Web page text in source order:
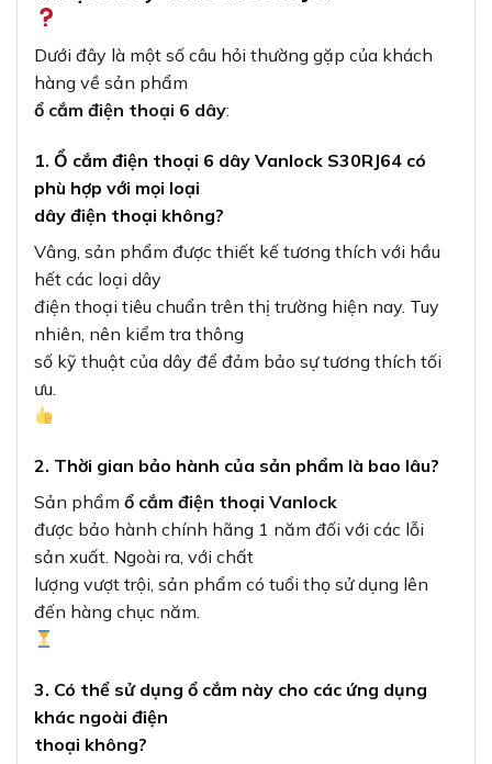
Dưới đây là một số câu hỏi thường gặp của khách
hàng về sản phẩm
ổ cắm điện thoại 6 dây:
1. Ổ cắm điện thoại 6 dây Vanlock S30RJ64 có
phù hợp với mọi loại
dây điện thoại không?
Vâng, sản phẩm được thiết kế tương thích với hầu
hết các loại dây
điện thoại tiêu chuẩn trên thị trường hiện nay. Tuy
nhiên, nên kiểm tra thông
số kỹ thuật của dây để đảm bảo sự tương thích tối
ưu.
2. Thời gian bảo hành của sản phẩm là bao lâu?
Sản phẩm ổ cắm điện thoại Vanlock
được bảo hành chính hãng 1 năm đối với các lỗi
sản xuất. Ngoài ra, với chất
lượng vượt trội, sản phẩm có tuổi thọ sử dụng lên
đến hàng chục năm.
3. Có thể sử dụng ổ cắm này cho các ứng dụng
khác ngoài điện
thoại không?